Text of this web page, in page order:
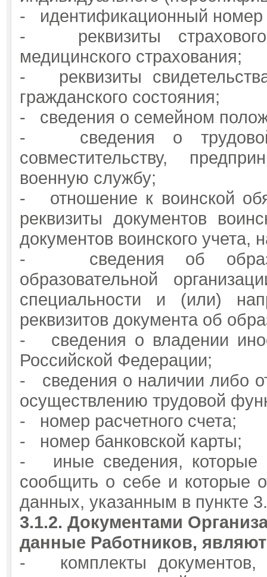
- идентификационный номер
- реквизиты страхового
медицинского страхования;
- реквизиты
гражданского состояния;
- сведения о семейном
- сведения о трудовой
совместительству,
военную службу;
- отношение к воинской
реквизиты документов
документов воинского
- сведения об
образовательной
специальности и (или)
реквизитов документа об
- сведения о владении
Российской Федерации;
- сведения о наличии либо
осуществлению трудовой
- номер расчетного счета;
- номер банковской карты;
- иные сведения, которые
сообщить о себе и которые
данных, указанным в пункте
3.1.2. Документами
данные Работников,
- комплекты документов,